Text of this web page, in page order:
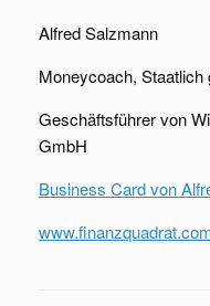
Alfred Salzmann
Moneycoach,
Geschäftsführer von
GmbH
Business Card von